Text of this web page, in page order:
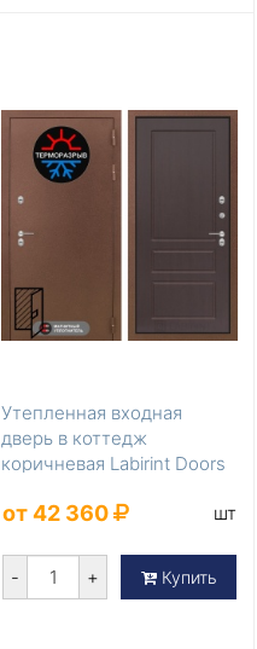
Утепленная входная
дверь в коттедж
коричневая Labirint Doors
от 42 360 шт
- + Купить